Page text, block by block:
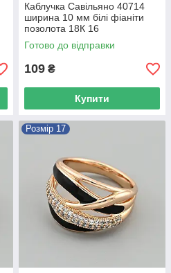
Каблучка Савільяно 40714
ширина 10 мм білі фіаніти
позолота 18К 16
Готово до відправки
109 ₴
Купити
Розмір 17